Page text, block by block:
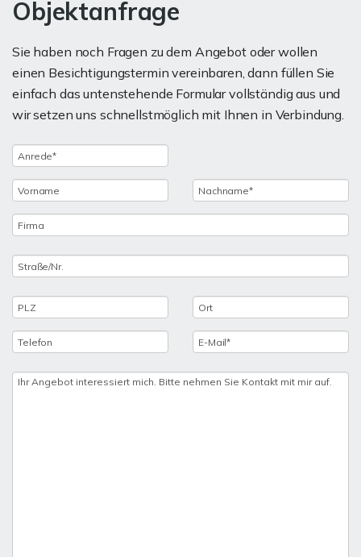
Objektanfrage
Sie haben noch Fragen zu dem Angebot oder wollen
einen Besichtigungstermin vereinbaren, dann füllen Sie
einfach das untenstehende Formular vollständig aus und
wir setzen uns schnellstmöglich mit Ihnen in Verbindung.